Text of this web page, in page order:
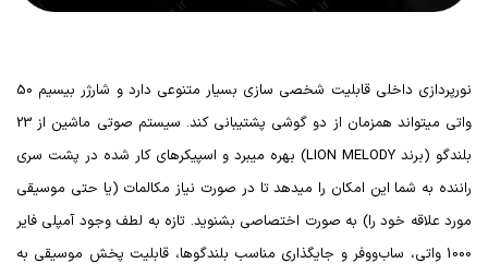
نورپردازی داخلی قابلیت شخصی سازی بسیار متنوعی دارد و شارژر بیسیم 50
واتی میتواند همزمان از دو گوشی پشتیبانی کند. سیستم صوتی ماشین از 23
بلندگو (برند LION MELODY) بهره میبرد و اسپیکرهای کار شده در پشت سری
راننده به شما این امکان را میدهد تا در صورت نیاز مکالمات (یا حتی موسیقی
مورد علاقه خود را) به صورت اختصاصی بشنوید. تازه به لطف وجود آمپلی فایر
1000 واتی، ساب‌ووفر و جایگذاری مناسب بلندگوها، قابلیت پخش موسیقی به